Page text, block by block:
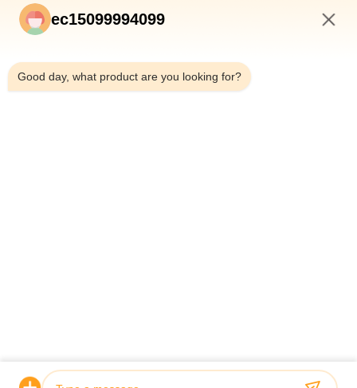
ec15099994099
Good day, what product are you looking for?